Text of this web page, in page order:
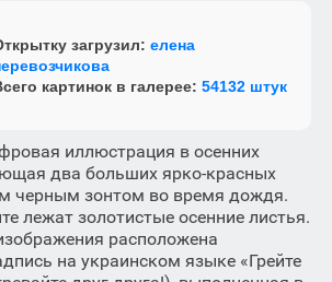
загрузил: елена
картинок в галерее: 54132 штук
иллюстрация в осенних
два больших ярко-красных
черным зонтом во время дождя.
лежат золотистые осенние листья.
расположена
на украинском языке «Грейте